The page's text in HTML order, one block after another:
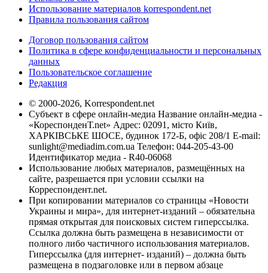
Использование материалов korrespondent.net
Правила пользования сайтом
Договор пользования сайтом
Политика в сфере конфиденциальности и персональных
данных
Пользовательское соглашение
Редакция
© 2000-2026, Korrespondent.net
Субъект в сфере онлайн-медиа Название онлайн-медиа -
«КореспонденТ.net» Адрес: 02091, місто Київ,
ХАРКІВСЬКЕ ШОСЕ, будинок 172-Б, офіс 208/1 E-mail:
sunlight@mediadim.com.ua Телефон: 044-205-43-00
Идентификатор медиа - R40-06068
Использование любых материалов, размещённых на
сайте, разрешается при условии ссылки на
Корреспондент.net.
При копировании материалов со страницы «Новости
Украины и мира», для интернет-изданий – обязательна
прямая открытая для поисковых систем гиперссылка.
Ссылка должна быть размещена в независимости от
полного либо частичного использования материалов.
Гиперссылка (для интернет- изданий) – должна быть
размещена в подзаголовке или в первом абзаце